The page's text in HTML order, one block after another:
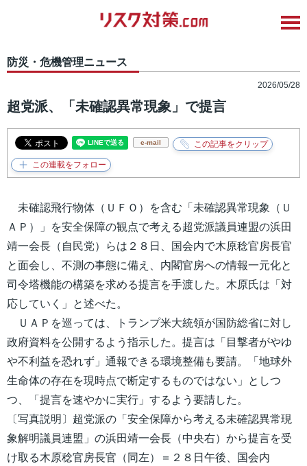
防災・危機管理ニュース
2026/05/28
超党派、「未確認異常現象」で提言
e-mail
未確認飛行物体（ＵＦＯ）を含む「未確認異常現象（Ｕ
ＡＰ）」を安全保障の観点で考える超党派議員連盟の浜田
靖一会長（自民党）らは２８日、国会内で木原稔官房長官
と面会し、不測の事態に備え、内閣官房への情報一元化と
司令塔機能の構築を求める提言を手渡した。木原氏は「対
応していく」と述べた。
ＵＡＰを巡っては、トランプ米大統領が国防総省に対し
政府資料を公開するよう指示した。提言は「目撃者がやゆ
や不利益を恐れず」通報できる環境整備も要請。「地球外
生命体の存在を現時点で断定するものではない」としつ
つ、「提言を速やかに実行」するよう要請した。
〔写真説明〕超党派の「安全保障から考える未確認異常現
象解明議員連盟」の浜田靖一会長（中央右）から提言を受
け取る木原稔官房長官（同左）＝２８日午後、国会内